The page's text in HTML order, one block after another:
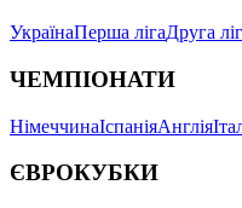
УкраїнаПерша лігаДруга
ЧЕМПІОНАТИ
НімеччинаІспаніяАнглія
ЄВРОКУБКИ